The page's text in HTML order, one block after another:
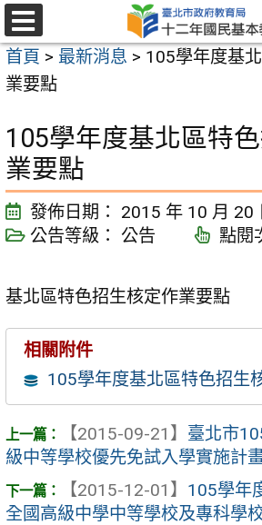
跳
至
主
要
容
區
選
單
首頁 > 最新消息 > 105學年度基
業要點
105學年度基北區特
業要點
發佈日期：
2015 年 10 月 20
公告等級：
公告 點閱
基北區特色招生核定作業要點
相關附件
105學年度基北區特色招生
【2015-09-21】 臺北市
級中等學校優先​免試入學實施計
【2015-12-01】 105學年
全國高級中學中等學校及專科學